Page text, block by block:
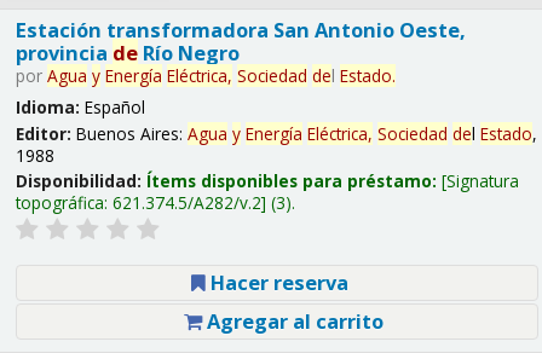
Estación transformadora San Antonio Oeste,
provincia deRío Negro
por Agua y Energía Eléctrica, Sociedad del Estado.
Idioma: Español
Editor: Buenos Aires: Agua y Energía Eléctrica, Sociedad del Estado,
1988
Disponibilidad: Ítems disponibles para préstamo: Signatura
topográfica: 621.374.5/A282/v.2 (3).
Hacer reserva
Agregar al carrito